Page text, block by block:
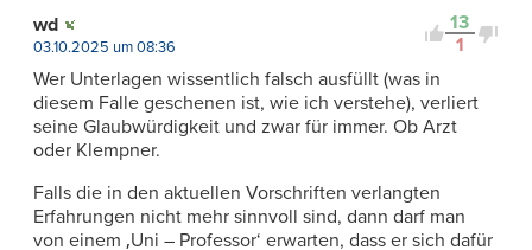
13
1
wd
03.10.2025 um 08:36
Wer Unterlagen wissentlich falsch ausfüllt (was in
diesem Falle geschenen ist, wie ich verstehe), verliert
seine Glaubwürdigkeit und zwar für immer. Ob Arzt
oder Klempner.
Falls die in den aktuellen Vorschriften verlangten
Erfahrungen nicht mehr sinnvoll sind, dann darf man
von einem ‚Uni – Professor‘ erwarten, dass er sich dafür